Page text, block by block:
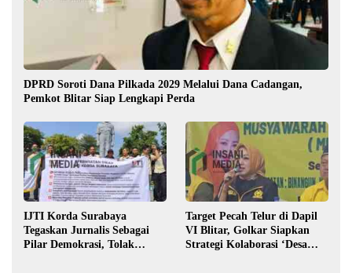
DPRD Soroti Dana Pilkada 2029 Melalui Dana Cadangan,
Pemkot Blitar Siap Lengkapi Perda
IJTI Korda Surabaya
Tegaskan Jurnalis Sebagai
Pilar Demokrasi, Tolak
Target Pecah Telur di Dapil
VI Blitar, Golkar Siapkan
Strategi Kolaborasi ‘Desa